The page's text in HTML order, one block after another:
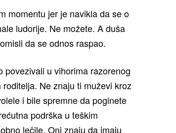
momentu jer je navikla da se o
ludorije. Ne možete. A duša
da se odnos raspao.
povezivali u vihorima razorenog
Ne znaju ti muževi kroz
i bile spremne da poginete
podrška u teškim
lečile. Oni znaju da imaju